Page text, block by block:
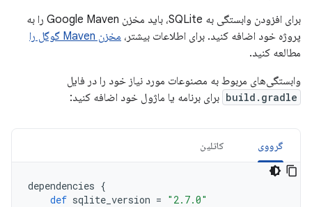
برای افزودن وابستگی به SQLite، باید مخزن Google Maven را به
پروژه خود اضافه کنید. برای اطلاعات بیشتر، مخزن Maven گوگل را
مطالعه کنید.
وابستگی‌های مربوط به مصنوعات مورد نیاز خود را در فایل
build.gradle برای برنامه یا ماژول خود اضافه کنید:
گرووی کاتلین
dependencies {
def sqlite_version = "2.7.0"